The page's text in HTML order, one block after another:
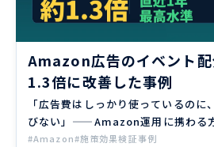
Amazon広告のイベント
1.3倍に改善した事例
「広告費はしっかり使っているのに
びない」——Amazon運用に携わる
じたことがあるのではないでしょう
#Amazon#施策効果検証事例